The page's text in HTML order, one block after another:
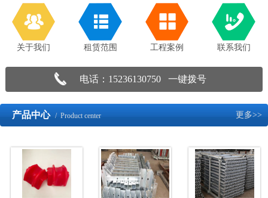
关于我们 租赁范围 工程案例 联系我们
电话：15236130750 一键拨号
更多>>
产品中心/ Product center